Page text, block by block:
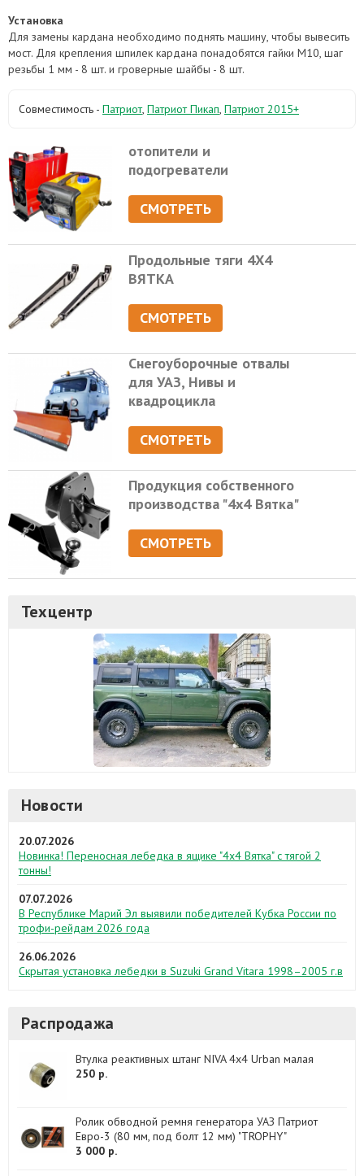
Установка
Для замены кардана необходимо поднять машину, чтобы вывесить
мост. Для крепления шпилек кардана понадобятся гайки М10, шаг
резьбы 1 мм - 8 шт. и гроверные шайбы - 8 шт.
Совместимость - Патриот, Патриот Пикап, Патриот 2015+
отопители и
подогреватели
СМОТРЕТЬ
Продольные тяги 4Х4
ВЯТКА
СМОТРЕТЬ
Снегоуборочные отвалы
для УАЗ, Нивы и
квадроцикла
СМОТРЕТЬ
Продукция собственного
производства "4х4 Вятка"
СМОТРЕТЬ
Техцентр
Новости
20.07.2026
Новинка! Переносная лебедка в ящике "4х4 Вятка" с тягой 2
тонны!
07.07.2026
В Республике Марий Эл выявили победителей Кубка России по
трофи-рейдам 2026 года
26.06.2026
Скрытая установка лебедки в Suzuki Grand Vitara 1998–2005 г.в
Распродажа
Втулка реактивных штанг NIVA 4x4 Urban малая
250 р.
Ролик обводной ремня генератора УАЗ Патриот
Евро-3 (80 мм, под болт 12 мм) "TROPHY"
3 000 р.